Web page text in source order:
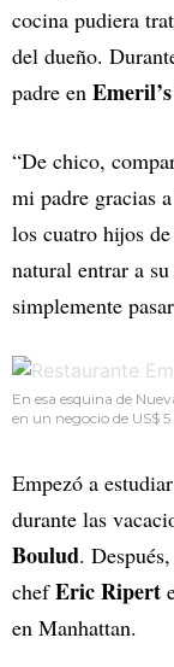
cocina pudiera
del dueño.
padre en
“De chico,
mi padre gracias
los cuatro hijos
natural entrar a
simplemente
En esa esquina de
en un negocio de US$
Empezó a
durante las
Boulud.
chefEric Ripert
en Manhattan.